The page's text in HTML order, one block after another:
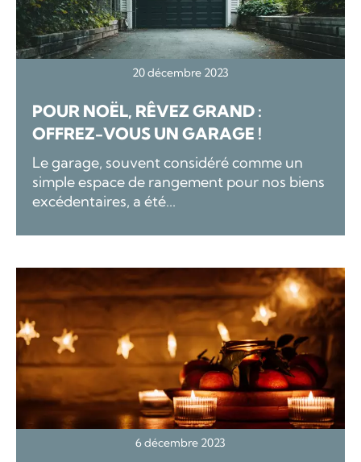
20 décembre 2023
POUR NOËL, RÊVEZ GRAND :
OFFREZ-VOUS UN GARAGE !
Le garage, souvent considéré comme un
simple espace de rangement pour nos biens
excédentaires, a été...
6 décembre 2023